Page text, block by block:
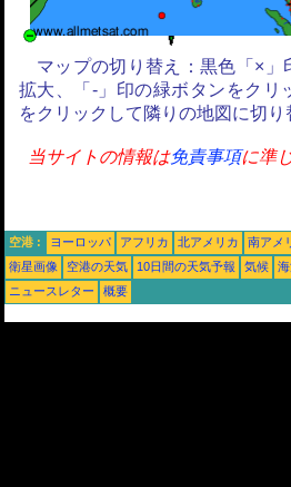
マップの切り替え：黒色「×
拡大、「-」印の緑ボタンをクリ
をクリックして隣りの地図に切り
当サイトの情報は免責事項に準
空港 : ヨーロッパ アフリカ 北アメリカ 南アメ
衛星画像
空港の天気 10日間の天気予報 気候
ニュースレター
概要